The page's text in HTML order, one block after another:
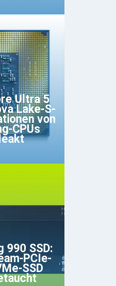
Ultra 5
Lake-S-
von
CPUs
990 SSD:
PCIe-
SSD